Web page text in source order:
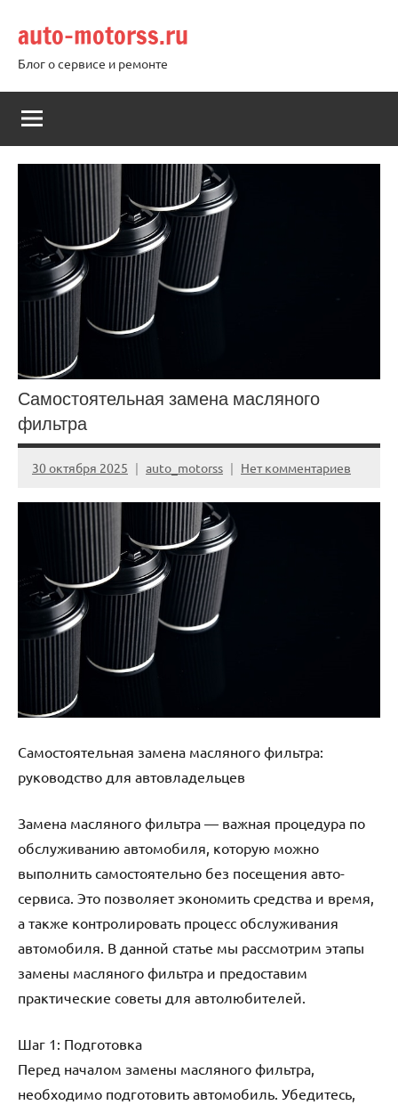
содержимому
auto-motorss.ru
Блог о сервисе и ремонте
Самостоятельная замена масляного
фильтра
30 октября 2025 auto_motorss Нет комментариев
Самостоятельная замена масляного фильтра:
руководство для автовладельцев
Замена масляного фильтра — важная процедура по
обслуживанию автомобиля, которую можно
выполнить самостоятельно без посещения авто-
сервиса. Это позволяет экономить средства и время,
а также контролировать процесс обслуживания
автомобиля. В данной статье мы рассмотрим этапы
замены масляного фильтра и предоставим
практические советы для автолюбителей.
Шаг 1: Подготовка
Перед началом замены масляного фильтра,
необходимо подготовить автомобиль. Убедитесь,